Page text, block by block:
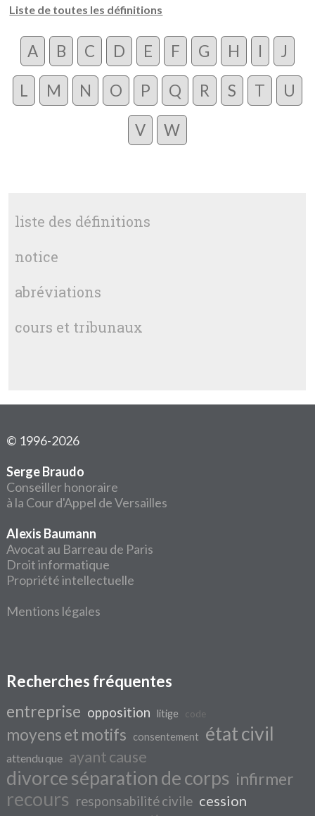
Liste de toutes les définitions
A B C D E F G H I J
L M N O P Q R S T U
V W
liste des définitions
notice
abréviations
cours et tribunaux
© 1996-2026
Serge Braudo
Conseiller honoraire
à la Cour d'Appel de Versailles
Alexis Baumann
Avocat au Barreau de Paris
Droit informatique
Propriété intellectuelle
Mentions légales
Recherches fréquentes
entreprise opposition litige code
moyens et motifs consentement état civil
attendu que ayant cause
divorce séparation de corps infirmer
recours responsabilité civile cession